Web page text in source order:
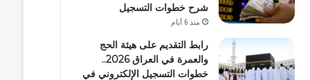
شرح خطوات التسجيل
منذ 6 أيام
رابط التقديم على هيئة الحج
والعمرة في العراق 2026..
خطوات التسجيل الإلكتروني في